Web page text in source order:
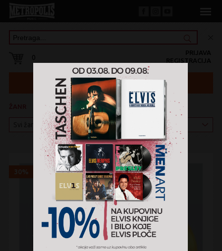
0 REGISTRACIJA
PRIJAVA
KATEGORIJA